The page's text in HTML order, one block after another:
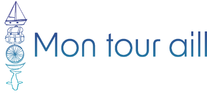
Passer
contenu